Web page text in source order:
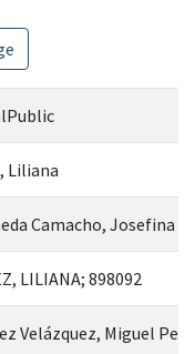
Liliana
Camacho, Josefina
LILIANA; 898092
Velázquez, Miguel